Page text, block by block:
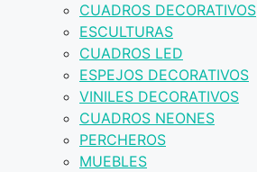
CUADROS DECORATIVOS
ESCULTURAS
CUADROS LED
ESPEJOS DECORATIVOS
VINILES DECORATIVOS
CUADROS NEONES
PERCHEROS
MUEBLES